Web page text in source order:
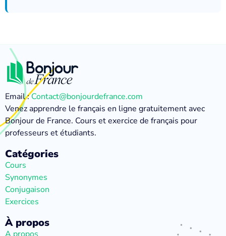
Email :Contact@bonjourdefrance.com
Venez apprendre le français en ligne gratuitement avec
Bonjour de France. Cours et exercice de français pour
professeurs et étudiants.
Catégories
Cours
Synonymes
Conjugaison
Exercices
À propos